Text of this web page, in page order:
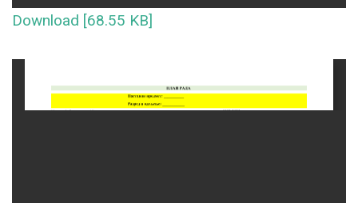
Download [68.55 KB]